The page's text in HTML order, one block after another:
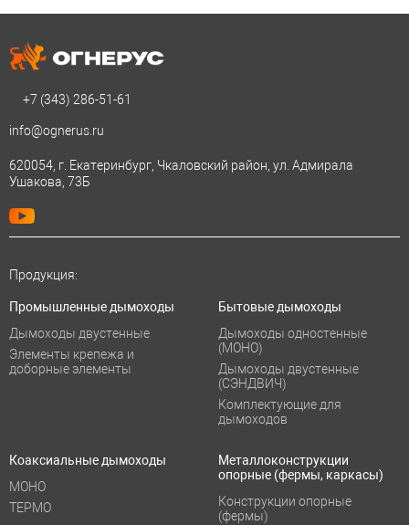
+7 (343) 286-51-61
info@ognerus.ru
620054, г. Екатеринбург, Чкаловский район, ул. Адмирала
Ушакова, 73Б
Продукция:
Промышленные дымоходы
Дымоходы двустенные
Элементы крепежа и
доборные элементы
Бытовые дымоходы
Дымоходы одностенные
(МОНО)
Дымоходы двустенные
(СЭНДВИЧ)
Комплектующие для
дымоходов
Коаксиальные дымоходы
МОНО
ТЕРМО
Металлоконструкции
опорные (фермы, каркасы)
Конструкции опорные
(фермы)